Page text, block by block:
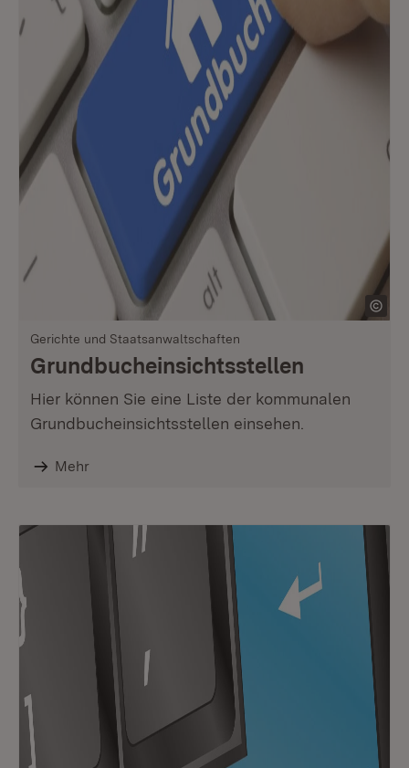
Gerichte und Staatsanwaltschaften
Grundbucheinsichtsstellen
Hier können Sie eine Liste der kommunalen
Grundbucheinsichtsstellen einsehen.
Mehr